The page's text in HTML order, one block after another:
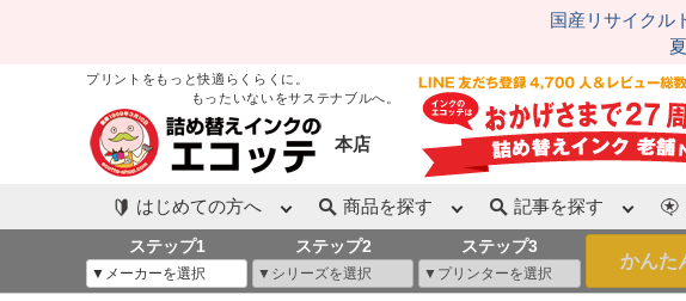
国産リサイクル
プリントをもっと快適らくらくに。
もったいないをサステナブルへ。
本店
はじめての方へ 商品を探す 記事を探す
ステップ1 ステップ2 ステップ3